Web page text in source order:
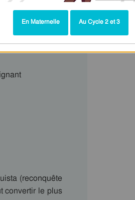
(reconquête
convertir le plus
En Maternelle Au Cycle 2 et 3